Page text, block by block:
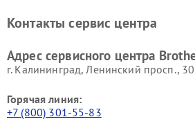
Контакты сервис центра
Адрес сервисного центра
г. Калининград, Ленинский просп., 30
Горячая линия:
+7 (800) 301-55-83